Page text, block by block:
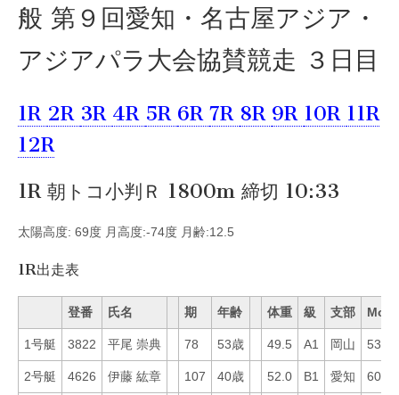
般 第９回愛知・名古屋アジア・
アジアパラ大会協賛競走 ３日目
1R 2R 3R 4R 5R 6R 7R 8R 9R 10R 11R
12R
1R 朝トコ小判Ｒ 1800m 締切 10:33
太陽高度: 69度 月高度:-74度 月齢:12.5
1R出走表
登番 氏名 期 年齢 体重 級 支部 Mo
1号艇 3822 平尾 崇典 78 53歳 49.5 A1 岡山 53
2号艇 4626 伊藤 紘章 107 40歳 52.0 B1 愛知 60